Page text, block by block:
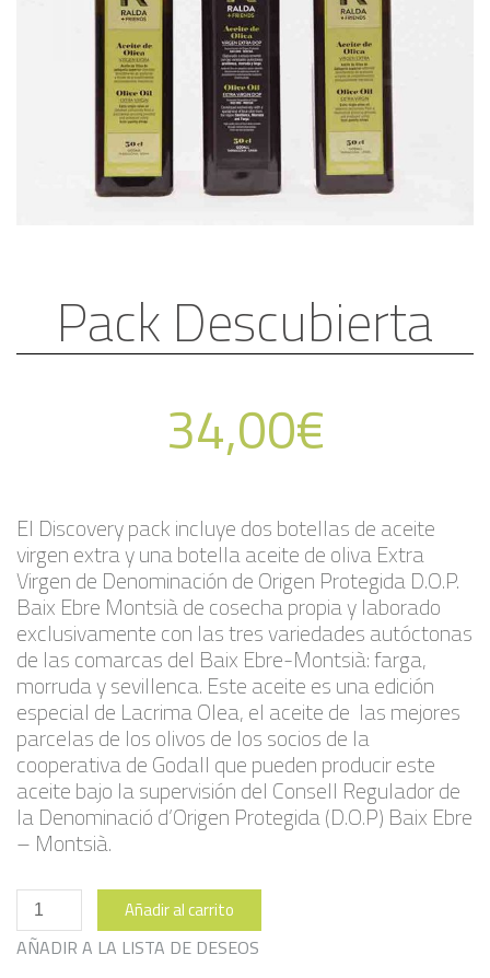
Pack Descubierta
34,00€
El Discovery pack incluye dos botellas de aceite
virgen extra y una botella aceite de oliva Extra
Virgen de Denominación de Origen Protegida D.O.P.
Baix Ebre Montsià de cosecha propia y laborado
exclusivamente con las tres variedades autóctonas
de las comarcas del Baix Ebre-Montsià: farga,
morruda y sevillenca. Este aceite es una edición
especial de Lacrima Olea, el aceite de las mejores
parcelas de los olivos de los socios de la
cooperativa de Godall que pueden producir este
aceite bajo la supervisión del Consell Regulador de
la Denominació d’Origen Protegida (D.O.P) Baix Ebre
– Montsià.
Pack
Descubierta
cantidad
Añadir al carrito
AÑADIR A LA LISTA DE DESEOS